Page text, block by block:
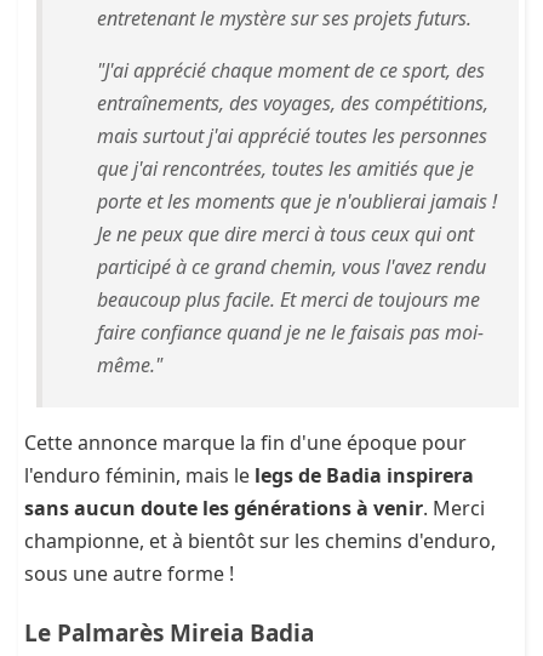
entretenant le mystère sur ses projets futurs.
"J'ai apprécié chaque moment de ce sport, des
entraînements, des voyages, des compétitions,
mais surtout j'ai apprécié toutes les personnes
que j'ai rencontrées, toutes les amitiés que je
porte et les moments que je n'oublierai jamais !
Je ne peux que dire merci à tous ceux qui ont
participé à ce grand chemin, vous l'avez rendu
beaucoup plus facile. Et merci de toujours me
faire confiance quand je ne le faisais pas moi-
même."
Cette annonce marque la fin d'une époque pour
l'enduro féminin, mais le legs de Badia inspirera
sans aucun doute les générations à venir. Merci
championne, et à bientôt sur les chemins d'enduro,
sous une autre forme !
Le Palmarès Mireia Badia